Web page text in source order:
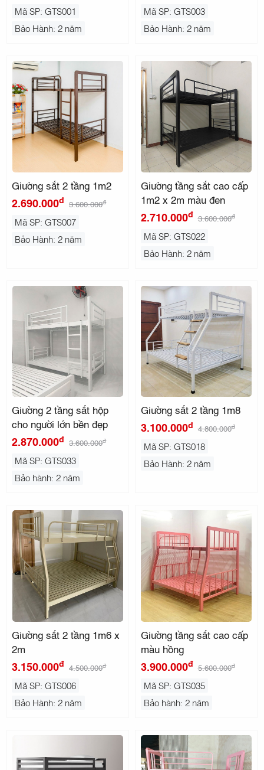
Mã SP: GTS001
Bảo Hành: 2 năm
Mã SP: GTS003
Bảo Hành: 2 năm
Giường sắt 2 tầng 1m2
2.690.000đ 3.600.000đ
Mã SP: GTS007
Bảo Hành: 2 năm
Giường tầng sắt cao cấp
1m2 x 2m màu đen
2.710.000đ 3.600.000đ
Mã SP: GTS022
Bảo Hành: 2 năm
Giường 2 tầng sắt hộp
cho người lớn bền đẹp
2.870.000đ 3.600.000đ
Mã SP: GTS033
Bảo hành: 2 năm
Giường sắt 2 tầng 1m8
3.100.000đ 4.800.000đ
Mã SP: GTS018
Bảo Hành: 2 năm
Giường sắt 2 tầng 1m6 x
2m
3.150.000đ 4.500.000đ
Mã SP: GTS006
Bảo Hành: 2 năm
Giường tầng sắt cao cấp
màu hồng
3.900.000đ 5.600.000đ
Mã SP: GTS035
Bảo hành: 2 năm